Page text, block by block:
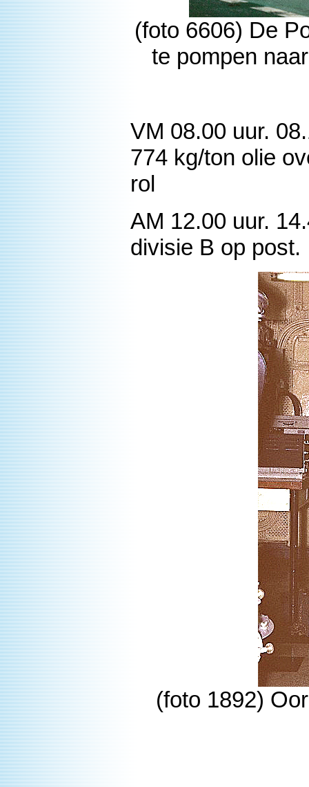
(foto 6606) De
te pompen
VM 08.00 uur.
774 kg/ton olie
rol
AM 12.00 uur.
divisie B op post.
(foto 1892)